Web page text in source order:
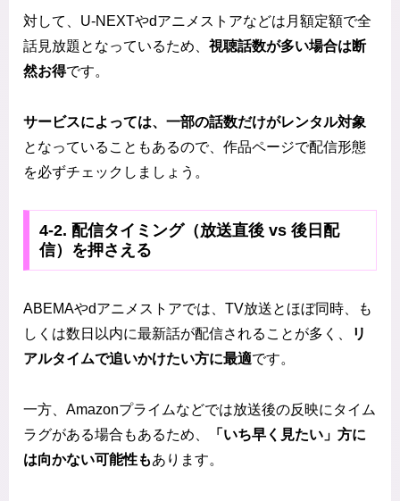
対して、U-NEXTやdアニメストアなどは月額定額で全
話見放題となっているため、 視聴話数が多い場合は断
然お得です。
サービスによっては、一部の話数だけがレンタル対象
となっていることもあるので、作品ページで配信形態
を必ずチェックしましょう。
4‑2. 配信タイミング（放送直後 vs 後日配
信）を押さえる
ABEMAやdアニメストアでは、TV放送とほぼ同時、も
しくは数日以内に最新話が配信されることが多く、
リ
アルタイムで追いかけたい方に最適です。
一方、Amazonプライムなどでは放送後の反映にタイム
ラグがある場合もあるため、
「いち早く見たい」方に
は向かない可能性もあります。